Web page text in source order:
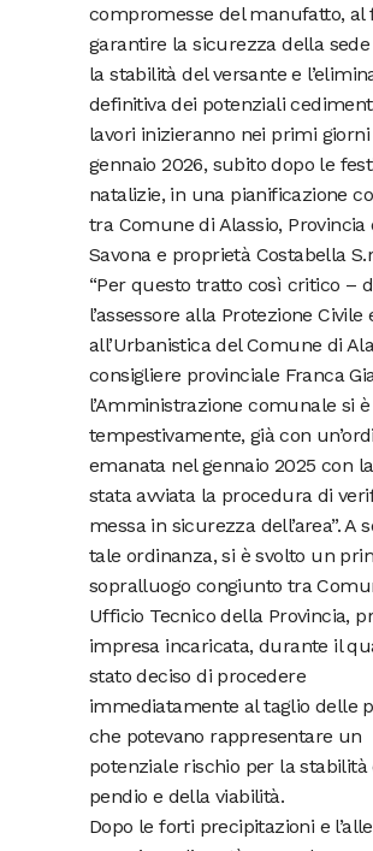
compromesse del manufatto, al
garantire la sicurezza della
la stabilità del versante e
definitiva dei potenziali
lavori inizieranno nei primi
gennaio 2026, subito dopo le
natalizie, in una pianificazione
tra Comune di Alassio, Provincia
Savona e proprietà Costabella
“Per questo tratto così critico –
l’assessore alla Protezione Civile
all’Urbanistica del Comune di
consigliere provinciale Franca
l’Amministrazione comunale si
tempestivamente, già con
emanata nel gennaio 2025 con
stata avviata la procedura di
messa in sicurezza dell’area”. A
tale ordinanza, si è svolto un
sopralluogo congiunto tra
Ufficio Tecnico della Provincia,
impresa incaricata, durante il
stato deciso di procedere
immediatamente al taglio delle
che potevano rappresentare un
potenziale rischio per la stabilità
pendio e della viabilità.
Dopo le forti precipitazioni e